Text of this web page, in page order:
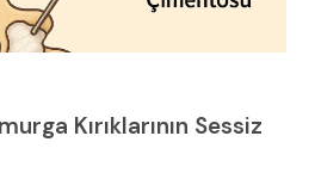
Kırıklarının Sessiz